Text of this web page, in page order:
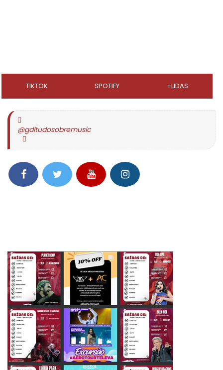
TIKTOK SPOTIFY +LIDAS
@gdltudosobremusic